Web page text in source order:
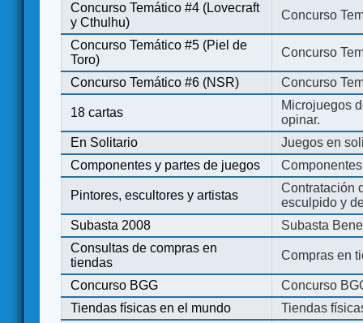
Concurso Temático #4 (Lovecraft
y Cthulhu)
Concurso
Concurso Temático #5 (Piel de
Toro)
Concurso
Concurso Temático #6 (NSR) Concurso
18 cartas
Microjuegos
opinar.
En Solitario
Juegos en
Componentes y partes de juegos
Pintores, escultores y artistas
Contratación
esculpido y
Subasta 2008
Subasta
Consultas de compras en
tiendas
Compras en
Concurso BGG
Concurso
Tiendas físicas en el mundo
Tiendas